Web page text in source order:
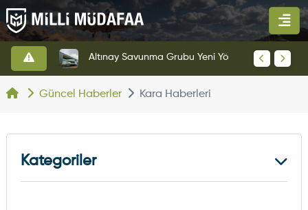
Güncel Haberler Kara Haberleri
Kategoriler